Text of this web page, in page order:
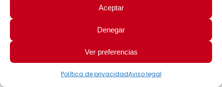
Aceptar
Denegar
Ver preferencias
Política de privacidadAviso legal
vídeos desde conexiones 3G lentas o el
consumo de datos fuera de zonas wifi.
y será posible desarrollar
esta modalidad e incluir recursos en vídeos
cada vez más potentes. La apuesta por el
microlearning ya ha empezado, pero solo se